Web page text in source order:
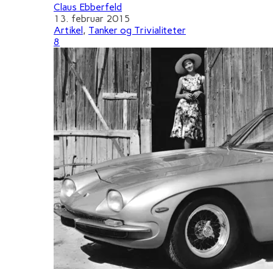
Claus Ebberfeld
13. februar 2015
Artikel, Tanker og Trivialiteter
8